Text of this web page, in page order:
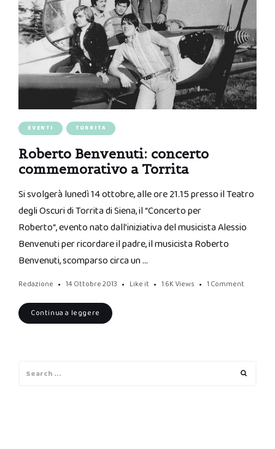
EVENTI TORRITA
Roberto Benvenuti: concerto
commemorativo a Torrita
Si svolgerà lunedì 14 ottobre, alle ore 21.15 presso il Teatro
degli Oscuri di Torrita di Siena, il “Concerto per
Roberto“, evento nato dall’iniziativa del musicista Alessio
Benvenuti per ricordare il padre, il musicista Roberto
Benvenuti, scomparso circa un …
Redazione 14 Ottobre 2013 Like it 1.6K Views 1 Comment
Continua a leggere
for: